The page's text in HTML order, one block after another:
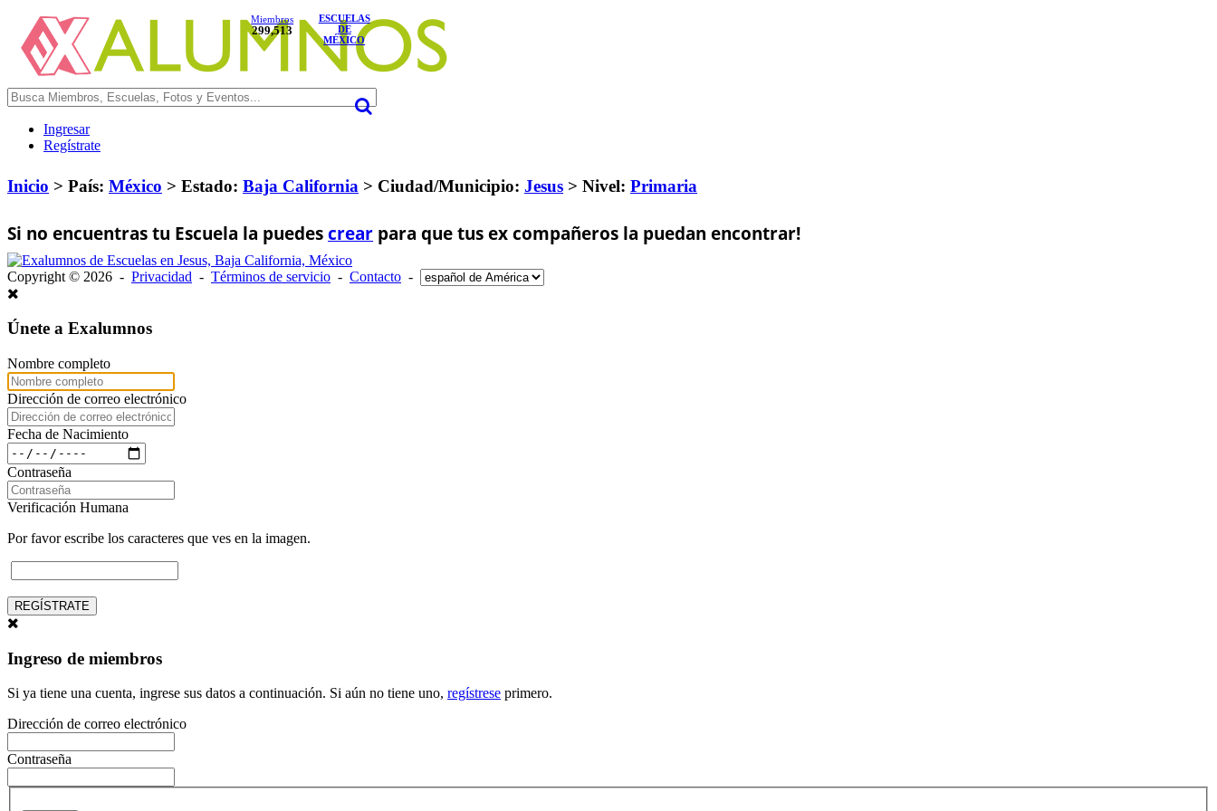
Miembros
299,513
ESCUELAS
DE
MÉXICO
Ingresar
Regístrate
Inicio > País: México > Estado: Baja California > Ciudad/Municipio: Jesus > Nivel: Primaria
Si no encuentras tu Escuela la puedescrear para que tus ex compañeros la puedan encontrar!
Copyright © 2026 - Privacidad - Términos de servicio - Contacto -
Únete a Exalumnos
Nombre completo
Dirección de correo electrónico
Fecha de Nacimiento
Contraseña
Verificación Humana
Por favor escribe los caracteres que ves en la imagen.
REGÍSTRATE
Ingreso de miembros
Si ya tiene una cuenta, ingrese sus datos a continuación. Si aún no tiene uno, regístrese primero.
Dirección de correo electrónico
Contraseña